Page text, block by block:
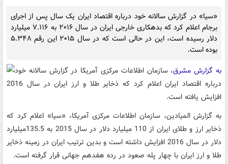
«سیا» در گزارش سالانه خود درباره اقتصاد ایران یک سال پس از اجرای
برجام اعلام کرد که بدهکاری خارجی ایران در سال ۲۰۱۶ به ۷.۱۱۶ میلیارد
دلار رسیده است، این در حالی است که در سال ۲۰۱۵ این رقم ۵.۳۴۸
بوده است.
به گزارش مشرق، سازمان اطلاعات مرکزی آمریکا در گزارش سالانه خود
درباره اقتصاد ایران اعلام کرد که ذخایر طلا و ارز ایران در سال 2016
افزایش یافته است.
به گزارش المیادین، سازمان اطلاعات مرکزی آمریکا، «سیا» اعلام کرد که
ذخایر ارز و طلای ایران از 110 میلیارد دلار در سال 2015 به 135.5میلیارد
دلار در سال 2016 افزایش داشته است و بدین ترتیب ایران در زمینه ذخایر
طلا و ارز ایران با چهار پله صعود در رده هفدهم جهانی قرار گرفته است.